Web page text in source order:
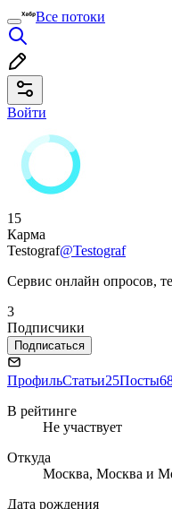
Все потоки
Войти
15
Карма
Testograf@Testograf
Сервис онлайн опросов,
3
Подписчики
Подписаться
ПрофильСтатьи25Посты
В рейтинге
Не участвует
Откуда
Москва, Москва и
Дата рождения